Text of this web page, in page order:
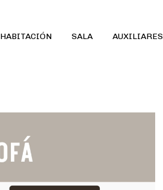
HABITACIÓN SALA AUXILIARES